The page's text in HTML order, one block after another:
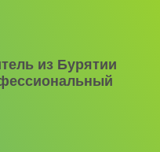
из Бурятии